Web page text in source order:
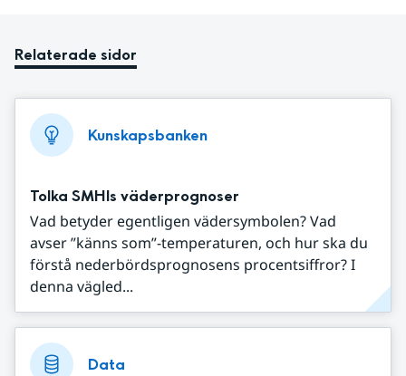
Relaterade sidor
Kunskapsbanken
Tolka SMHIs väderprognoser
Vad betyder egentligen vädersymbolen? Vad
avser ”känns som”-temperaturen, och hur ska du
förstå nederbördsprognosens procentsiffror? I
denna vägled...
Data